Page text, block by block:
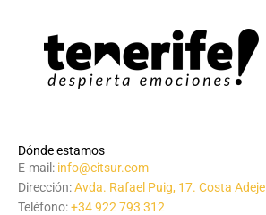
Dónde estamos
E-mail: info@citsur.com
Dirección:Avda. Rafael Puig, 17. Costa Adeje
Teléfono:+34 922 793 312